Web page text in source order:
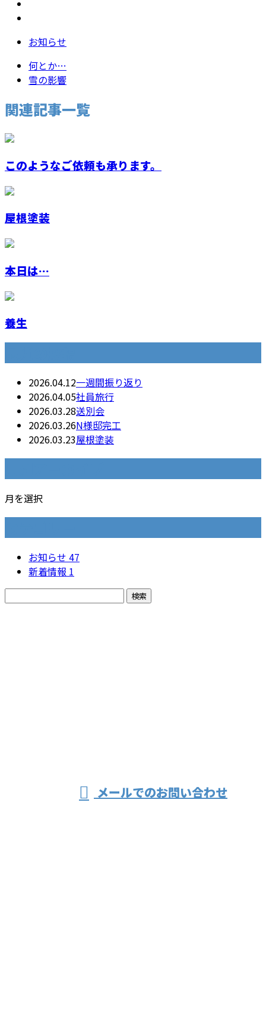
お知らせ
何とか…
雪の影響
関連記事一覧
このようなご依頼も承ります。
屋根塗装
本日は…
養生
2026.04.12一週間振り返り
2026.04.05社員旅行
2026.03.28送別会
2026.03.26N様邸完工
2026.03.23屋根塗装
月を選択
お知らせ 47
新着情報 1
メールでのお問い合わせ